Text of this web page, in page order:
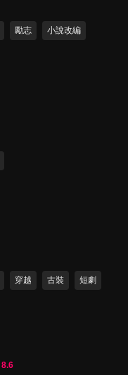
勵志 小說改編
穿越 古裝 短劇
8.6